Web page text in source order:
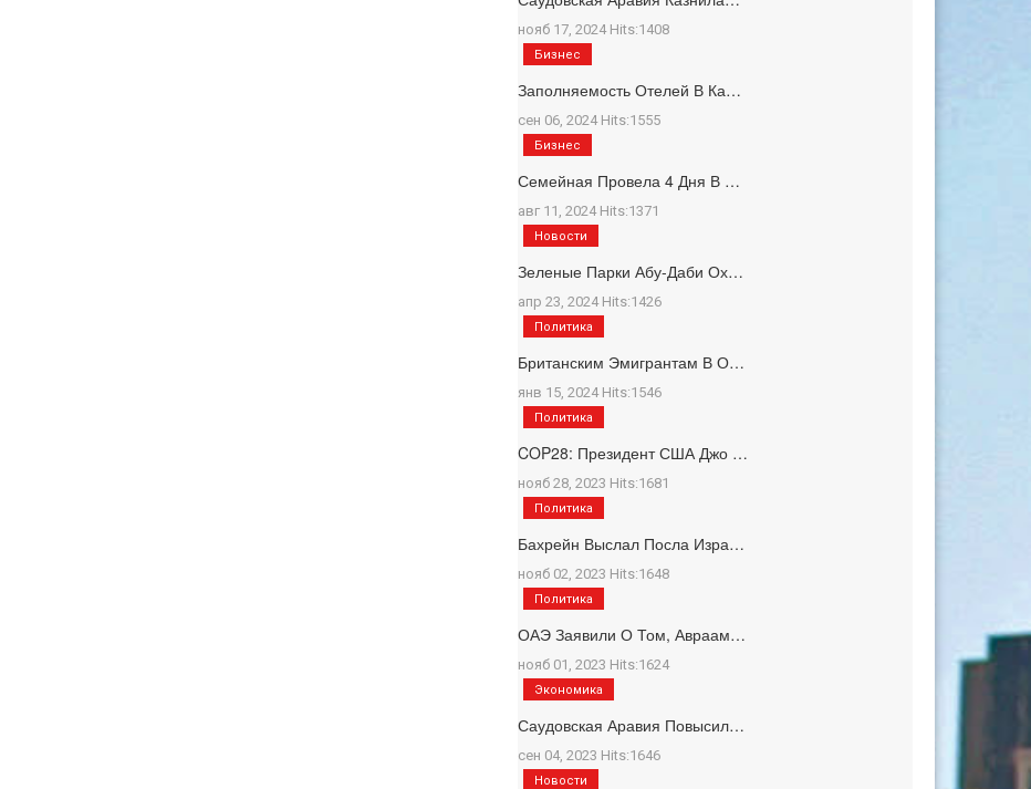
нояб 17, 2024 Hits:1408
Заполняемость Отелей В Ка…
сен 06, 2024 Hits:1555
Бизнес
Семейная Провела 4 Дня В …
авг 11, 2024 Hits:1371
Бизнес
Зеленые Парки Абу-Даби Ох…
апр 23, 2024 Hits:1426
Новости
Британским Эмигрантам В О…
янв 15, 2024 Hits:1546
Политика
COP28: Президент США Джо …
нояб 28, 2023 Hits:1681
Политика
Бахрейн Выслал Посла Изра…
нояб 02, 2023 Hits:1648
Политика
ОАЭ Заявили О Том, Авраам…
нояб 01, 2023 Hits:1624
Политика
Саудовская Аравия Повысил…
сен 04, 2023 Hits:1646
Экономика
Новости